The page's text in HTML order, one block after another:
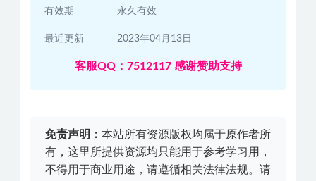
有效期 永久有效
最近更新 2023年04月13日
客服QQ：7512117 感谢赞助支持
免责声明： 本站所有资源版权均属于原作者所
有，这里所提供资源均只能用于参考学习用，
不得用于商业用途，请遵循相关法律法规。请